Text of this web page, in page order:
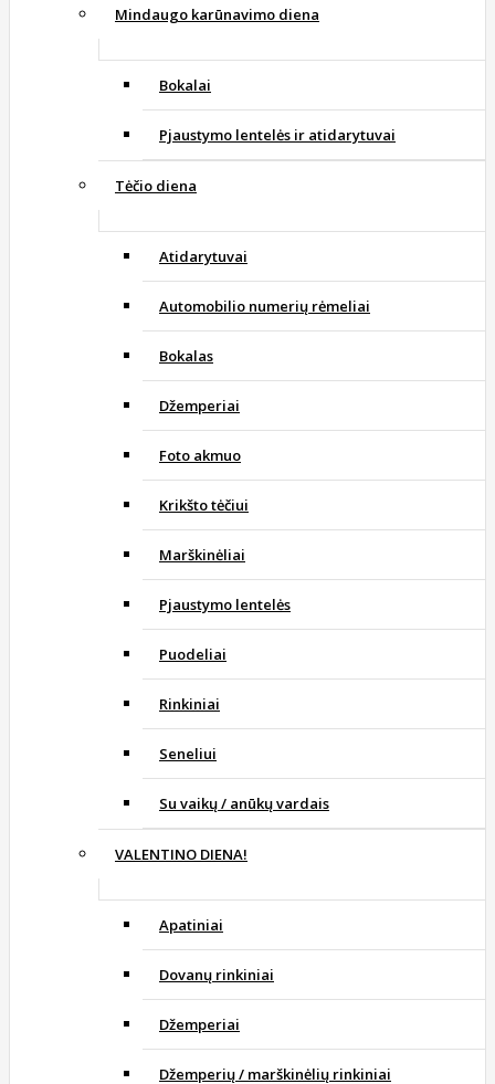
Mindaugo karūnavimo diena
Bokalai
Pjaustymo lentelės ir atidarytuvai
Tėčio diena
Atidarytuvai
Automobilio numerių rėmeliai
Bokalas
Džemperiai
Foto akmuo
Krikšto tėčiui
Marškinėliai
Pjaustymo lentelės
Puodeliai
Rinkiniai
Seneliui
Su vaikų / anūkų vardais
VALENTINO DIENA!
Apatiniai
Dovanų rinkiniai
Džemperiai
Džemperių / marškinėlių rinkiniai